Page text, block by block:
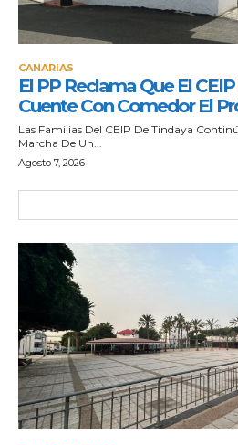
CANARIAS
El PP Reclama Que El
Cuente Con Comedor El
Las Familias Del CEIP De Tindaya
Marcha De Un...
Agosto 7, 2026